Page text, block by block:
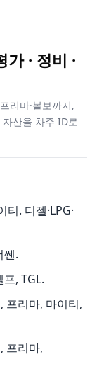
· 정비 ·
리마·볼보까지,
자산을 차주 ID로
. 디젤·LPG·
쎈.
, TGL.
리마, 마이티,
프리마,